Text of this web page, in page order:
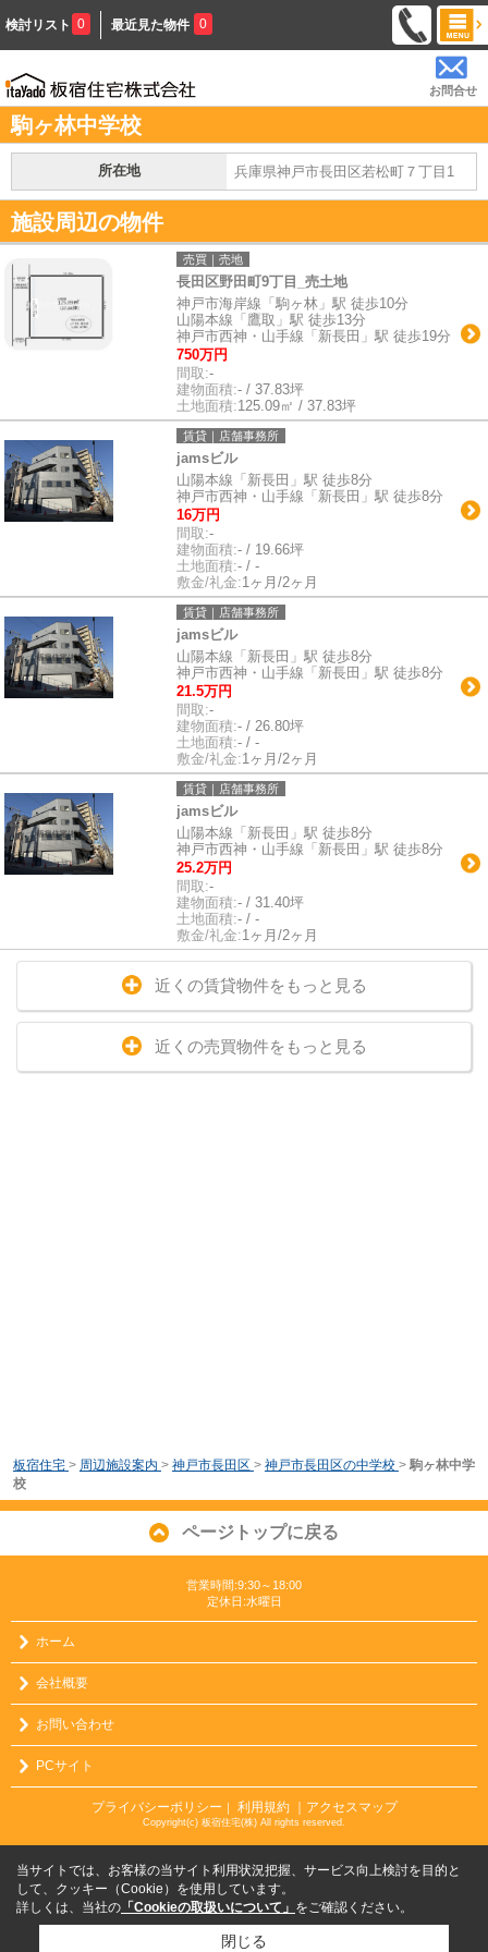
検討リスト 0 最近見た物件 0
お問合せ
駒ヶ林中学校
所在地 兵庫県神戸市長田区若松町７丁目1
施設周辺の物件
売買｜売地
長田区野田町9丁目_売土地
神戸市海岸線「駒ヶ林」駅 徒歩10分
山陽本線「鷹取」駅 徒歩13分
神戸市西神・山手線「新長田」駅 徒歩19分
750万円
間取:-
建物面積:- / 37.83坪
土地面積:125.09㎡ / 37.83坪
賃貸｜店舗事務所
jamsビル
山陽本線「新長田」駅 徒歩8分
神戸市西神・山手線「新長田」駅 徒歩8分
16万円
間取:-
建物面積:- / 19.66坪
土地面積:- / -
敷金/礼金:1ヶ月/2ヶ月
賃貸｜店舗事務所
jamsビル
山陽本線「新長田」駅 徒歩8分
神戸市西神・山手線「新長田」駅 徒歩8分
21.5万円
間取:-
建物面積:- / 26.80坪
土地面積:- / -
敷金/礼金:1ヶ月/2ヶ月
賃貸｜店舗事務所
jamsビル
山陽本線「新長田」駅 徒歩8分
神戸市西神・山手線「新長田」駅 徒歩8分
25.2万円
間取:-
建物面積:- / 31.40坪
土地面積:- / -
敷金/礼金:1ヶ月/2ヶ月
近くの賃貸物件をもっと見る
近くの売買物件をもっと見る
板宿住宅 > 周辺施設案内 > 神戸市長田区 > 神戸市長田区の中学校 > 駒ヶ林中学
校
ページトップに戻る
営業時間:9:30～18:00
定休日:水曜日
ホーム
会社概要
お問い合わせ
PCサイト
プライバシーポリシー ｜ 利用規約 ｜アクセスマップ
Copyright(c) 板宿住宅(株) All rights reserved.
当サイトでは、お客様の当サイト利用状況把握、サービス向上検討を目的と
して、クッキー（Cookie）を使用しています。
詳しくは、当社の 「Cookieの取扱いについて」 をご確認ください。
閉じる